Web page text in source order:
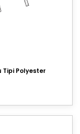
Tipi Polyester